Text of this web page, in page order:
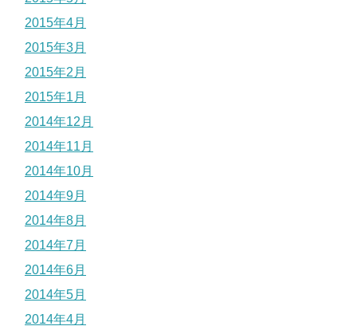
2015年4月
2015年3月
2015年2月
2015年1月
2014年12月
2014年11月
2014年10月
2014年9月
2014年8月
2014年7月
2014年6月
2014年5月
2014年4月